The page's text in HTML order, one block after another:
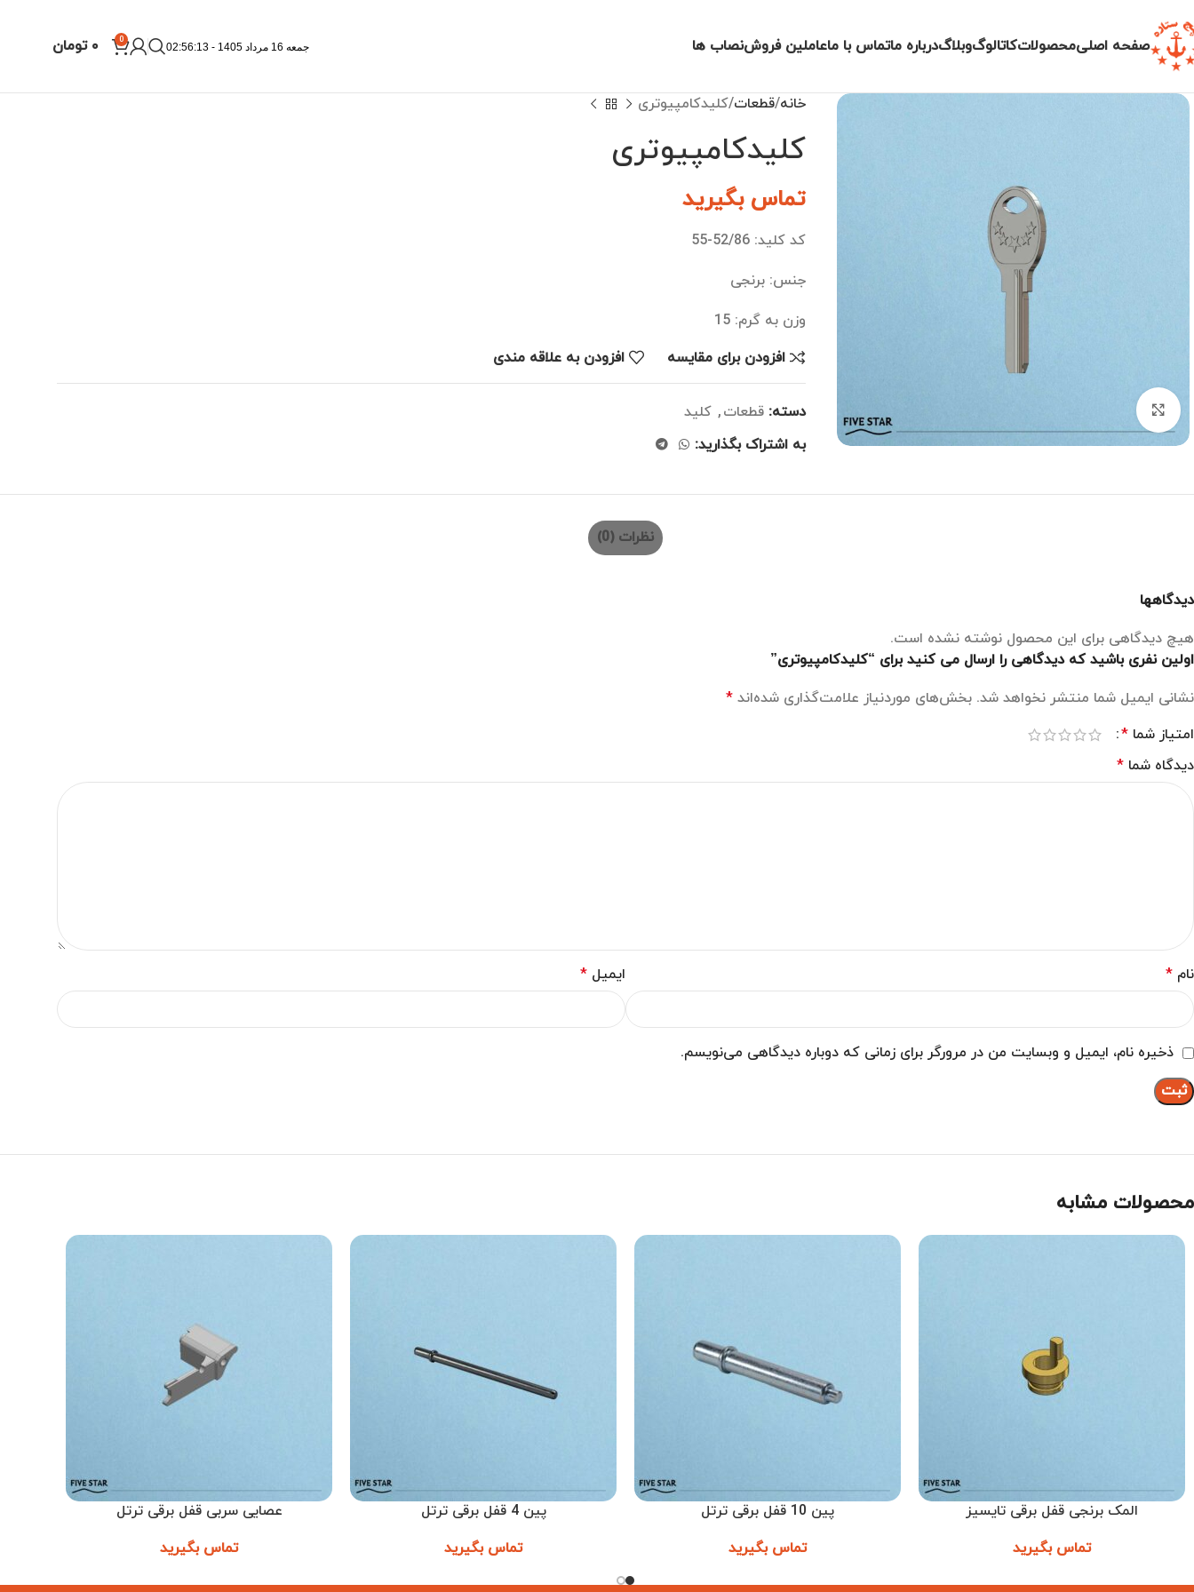
صفحه اصلیمحصولاتکاتالوگوبلاگدرباره ماتماس با ماعاملین فروشنصاب ها جمعه 16 مرداد 1405 - 02:56:14
0 ۰ تومان
خانه قطعات کلیدکامپیوتری
کلیدکامپیوتری
تماس بگیرید
کد کلید: 52/86-55
جنس: برنجی
وزن به گرم: 15
افزودن برای مقایسه
افزودن به علاقه مندی
دسته: قطعات, کلید
به اشتراک بگذارید:
نظرات (0)
دیدگاهها
هیچ دیدگاهی برای این محصول نوشته نشده است.
اولین نفری باشید که دیدگاهی را ارسال می کنید برای “کلیدکامپیوتری”
نشانی ایمیل شما منتشر نخواهد شد. بخش‌های موردنیاز علامت‌گذاری شده‌اند *
امتیاز شما *
دیدگاه شما *
نام * ایمیل *
ذخیره نام، ایمیل و وبسایت من در مرورگر برای زمانی که دوباره دیدگاهی می‌نویسم.
محصولات مشابه
اطلاعات بیشترالمک برنجی قفل برقی تایسیز
تماس بگیرید
اطلاعات بیشترپین 10 قفل برقی ترتل
تماس بگیرید
اطلاعات بیشترپین 4 قفل برقی ترتل
تماس بگیرید
اطلاعات بیشترعصایی سربی قفل برقی ترتل
تماس بگیرید